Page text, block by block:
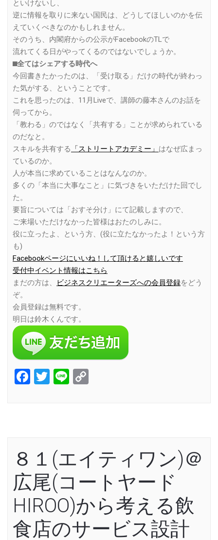
といけないし、
逆に情報を取りに来ない国民は、どうしてほしいのかを伝
えていくべきなのかもしれません。
そのうち、内閣府からの公示がFacebookのTLで
流れてくる日がやってくるのではないでしょうか。
⬛︎全てはシェアする時代へ
今回書きたかったのは、「受け取る」だけの時代が終わっ
た気がする、ということです。
これを思ったのは、11月Liveで、講師の藤本さんのお話を
伺ってから。
「教わる」のではなく「共有する」ことが求められている
のだなと。
スキルを共有する
「ストリートアカデミー」 はなぜ広まっ
ているのか。
人が本当に求めていることはなんなのか。
多くの「本当に大事なこと」に気づきをいただけた回でし
た。
要旨については「おすそ分け」にて記載しますので、
ご来場いただけなかった皆様はおたのしみに。
役に立ったよ、という方、(役に立たなかったよ！という方
も)
Facebookページにいいね！して頂けると嬉しいです
受付中イベント情報はこちら
まだの方は、
ビジネスクリエーターズへの会員登録をどう
ぞ。
会員登録は無料です。
明日は鈴木くんです。
Facebook
Twitter
Line
８１(エイティワン)＠
広尾(コートヤード
HIROO)から考える飲
食店のサービス設計